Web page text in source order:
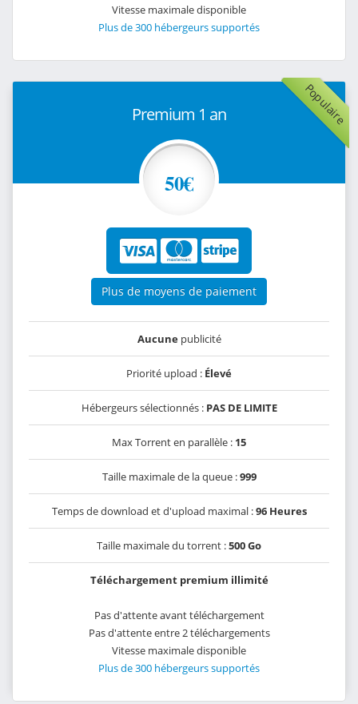
Vitesse maximale disponible
Plus de 300 hébergeurs supportés
Populaire
Premium 1 an
50€
Plus de moyens de paiement
Aucunepublicité
Priorité upload : Élevé
Hébergeurs sélectionnés : PAS DE LIMITE
Max Torrent en parallèle : 15
Taille maximale de la queue :999
Temps de download et d'upload maximal :96 Heures
Taille maximale du torrent :500 Go
Téléchargement premium illimité
Pas d'attente avant téléchargement
Pas d'attente entre 2 téléchargements
Vitesse maximale disponible
Plus de 300 hébergeurs supportés